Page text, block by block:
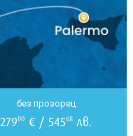
без прозорец
27900 € / 54568 лв.